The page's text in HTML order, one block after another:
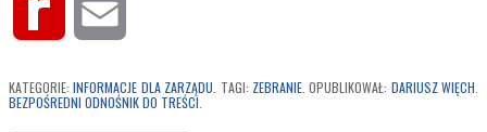
Rediff
KATEGORIE:INFORMACJE DLA ZARZĄDU . TAGI: ZEBRANIE. OPUBLIKOWAŁ: DARIUSZ WIĘCH
BEZPOŚREDNI ODNOŚNIK DO TREŚCI